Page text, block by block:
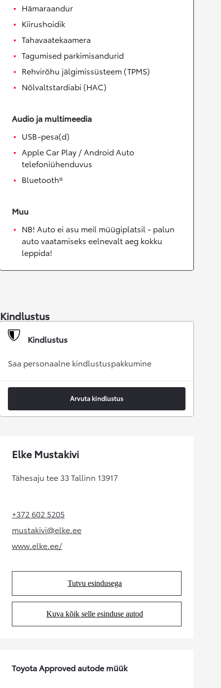
Hämaraandur
Kiirushoidik
Tahavaatekaamera
Tagumised parkimisandurid
Rehvirõhu jälgimissüsteem (TPMS)
Nõlvaltstardiabi (HAC)
Audio ja multimeedia
USB-pesa(d)
Apple Car Play / Android Auto
telefoniühenduvus
Bluetooth®
Muu
NB! Auto ei asu meil müügiplatsil - palun
auto vaatamiseks eelnevalt aeg kokku
leppida!
Kindlustus
Kindlustus
Saa personaalne kindlustuspakkumine
Arvuta kindlustus
Elke Mustakivi
Tähesaju tee 33 Tallinn 13917
+372 602 5205(Opens in new tab)
mustakivi@elke.ee
(Opens in new tab)
www.elke.ee/(Opens in new tab)
Tutvu esindusega
(Opens in new tab)
Kuva kõik selle esinduse autod
(Opens in new tab)
Toyota Approved autode müük